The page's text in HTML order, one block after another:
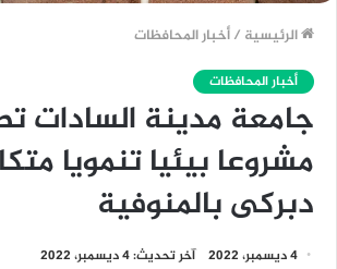
الرئيسية /أخبار المحافظات
أخبار المحافظات
جامعة مدينة السادات
مشروعا بيئيا تنمويا
دبركى بالمنوفية
4 ديسمبر، 2022 آخر تحديث: 4 ديسمبر، 2022